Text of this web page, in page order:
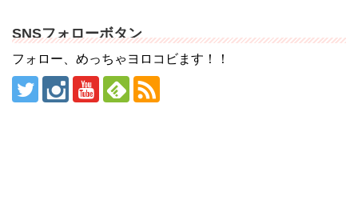
SNSフォローボタン
フォロー、めっちゃヨロコビます！！